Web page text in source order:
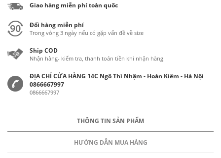
Giao hàng miễn phí toàn quốc
Đổi hàng miễn phí
Trong vòng 3 ngày nếu có gặp vấn đề về size
Ship COD
Nhận hàng- kiểm tra, thanh toán tiền khi nhận hàng
ĐỊA CHỈ CỬA HÀNG 14C Ngô Thì Nhậm - Hoàn Kiếm - Hà Nội
0866667997
0866667997
THÔNG TIN SẢN PHẨM
HƯỚNG DẪN MUA HÀNG